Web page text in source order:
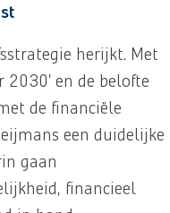
herijkt. Met
2030’ en de belofte
de financiële
een duidelijke
gaan
financieel